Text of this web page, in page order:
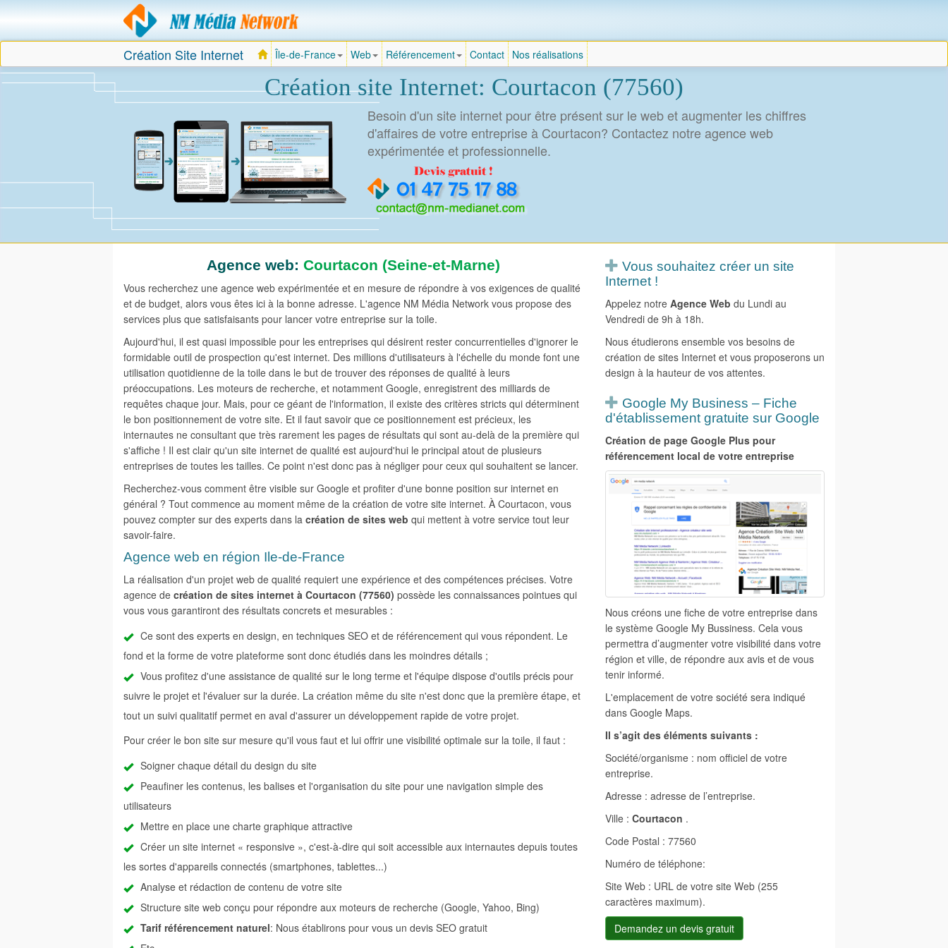
Création Site Internet
Creation
site
Île-de-France
Dropdown-
Web Référencement Contact Nos réalisations
Création site Internet: Courtacon (77560)
Besoin d'un site internet pour être présent sur le web et augmenter les chiffres
d'affaires de votre entreprise à Courtacon? Contactez notre agence web
expérimentée et professionnelle.
Agence web:Courtacon (Seine-et-Marne)
Vous recherchez une agence web expérimentée et en mesure de répondre à vos exigences de qualité
et de budget, alors vous êtes ici à la bonne adresse. L'agence NM Média Network vous propose des
services plus que satisfaisants pour lancer votre entreprise sur la toile.
Aujourd'hui, il est quasi impossible pour les entreprises qui désirent rester concurrentielles d'ignorer le
formidable outil de prospection qu'est internet. Des millions d'utilisateurs à l'échelle du monde font une
utilisation quotidienne de la toile dans le but de trouver des réponses de qualité à leurs
préoccupations. Les moteurs de recherche, et notamment Google, enregistrent des milliards de
requêtes chaque jour. Mais, pour ce géant de l'information, il existe des critères stricts qui déterminent
le bon positionnement de votre site. Et il faut savoir que ce positionnement est précieux, les
internautes ne consultant que très rarement les pages de résultats qui sont au-delà de la première qui
s'affiche ! Il est clair qu'un site internet de qualité est aujourd'hui le principal atout de plusieurs
entreprises de toutes les tailles. Ce point n'est donc pas à négliger pour ceux qui souhaitent se lancer.
Recherchez-vous comment être visible sur Google et profiter d'une bonne position sur internet en
général ? Tout commence au moment même de la création de votre site internet. À Courtacon, vous
pouvez compter sur des experts dans la création de sites web qui mettent à votre service tout leur
savoir-faire.
Agence web en région Ile-de-France
La réalisation d'un projet web de qualité requiert une expérience et des compétences précises. Votre
agence de création de sites internet à Courtacon (77560) possède les connaissances pointues qui
vous vous garantiront des résultats concrets et mesurables :
Ce sont des experts en design, en techniques SEO et de référencement qui vous répondent. Le
fond et la forme de votre plateforme sont donc étudiés dans les moindres détails ;
Vous profitez d'une assistance de qualité sur le long terme et l'équipe dispose d'outils précis pour
suivre le projet et l'évaluer sur la durée. La création même du site n'est donc que la première étape, et
tout un suivi qualitatif permet en aval d'assurer un développement rapide de votre projet.
Pour créer le bon site sur mesure qu'il vous faut et lui offrir une visibilité optimale sur la toile, il faut :
Soigner chaque détail du design du site
Peaufiner les contenus, les balises et l'organisation du site pour une navigation simple des
utilisateurs
Mettre en place une charte graphique attractive
Créer un site internet « responsive », c'est-à-dire qui soit accessible aux internautes depuis toutes
les sortes d'appareils connectés (smartphones, tablettes...)
Analyse et rédaction de contenu de votre site
Structure site web conçu pour répondre aux moteurs de recherche (Google, Yahoo, Bing)
Tarif référencement naturel: Nous établirons pour vous un devis SEO gratuit
Vous souhaitez créer un site
Internet !
Appelez notre Agence Web du Lundi au
Vendredi de 9h à 18h.
Nous étudierons ensemble vos besoins de
création de sites Internet et vous proposerons un
design à la hauteur de vos attentes.
Google My Business – Fiche
d'établissement gratuite sur Google
Création de page Google Plus pour
référencement local de votre entreprise
Nous créons une fiche de votre entreprise dans
le système Google My Bussiness. Cela vous
permettra d’augmenter votre visibilité dans votre
région et ville, de répondre aux avis et de vous
tenir informé.
L'emplacement de votre société sera indiqué
dans Google Maps.
Il s’agit des éléments suivants :
Société/organisme : nom officiel de votre
entreprise.
Adresse : adresse de l’entreprise.
Ville : Courtacon .
Code Postal : 77560
Numéro de téléphone:
Site Web : URL de votre site Web (255
caractères maximum).
Demandez un devis gratuit